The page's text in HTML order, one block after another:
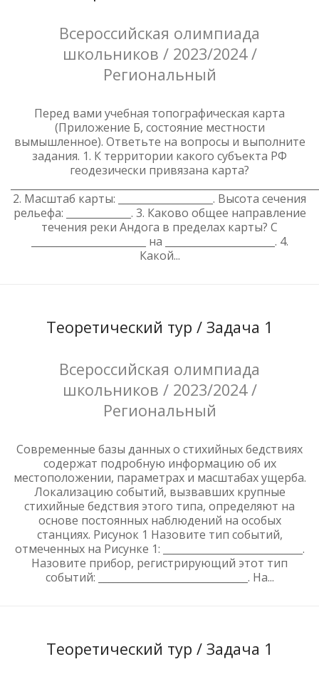
Всероссийская олимпиада
школьников / 2023/2024 /
Региональный
Перед вами учебная топографическая карта
(Приложение Б, состояние местности
вымышленное). Ответьте на вопросы и выполните
задания. 1. К территории какого субъекта РФ
геодезически привязана карта?
2. Масштаб карты: ___________________. Высота сечения
рельефа: _____________. 3. Каково общее направление
течения реки Андога в пределах карты? С
_______________________ на ______________________. 4.
Какой...
Теоретический тур / Задача 1
Всероссийская олимпиада
школьников / 2023/2024 /
Региональный
Современные базы данных о стихийных бедствиях
содержат подробную информацию об их
местоположении, параметрах и масштабах ущерба.
Локализацию событий, вызвавших крупные
стихийные бедствия этого типа, определяют на
основе постоянных наблюдений на особых
станциях. Рисунок 1 Назовите тип событий,
отмеченных на Рисунке 1: ____________________________.
Назовите прибор, регистрирующий этот тип
событий: ______________________________. На...
Теоретический тур / Задача 1